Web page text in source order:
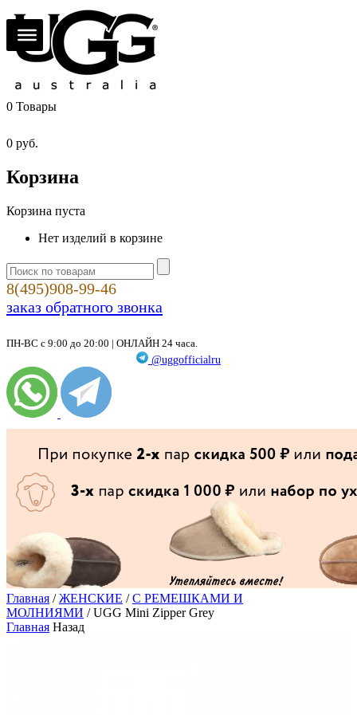
0 Товары
0 руб.
Корзина
Корзина пуста
Нет изделий в корзине
8(495)908-99-46
заказ обратного звонка
ПН-ВС с 9:00 до 20:00 | ОНЛАЙН 24 часа.
@uggofficialru
Главная /ЖЕНСКИЕ /С РЕМЕШКАМИ И
МОЛНИЯМИ / UGG Mini Zipper Grey
Главная Назад